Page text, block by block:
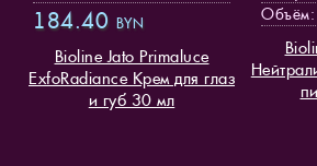
184.40 BYN
Bioline Jato Primaluce
ExfoRadiance Крем для глаз
и губ 30 мл
Объём: